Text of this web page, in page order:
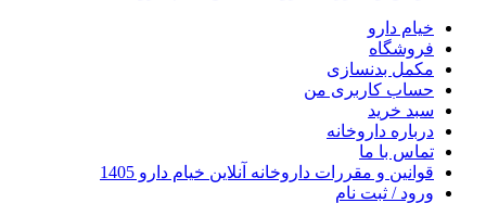
خیام دارو
فروشگاه
مکمل بدنسازی
حساب کاربری من
سبد خرید
درباره داروخانه
تماس با ما
قوانین و مقررات داروخانه آنلاین خیام دارو 1405
ورود / ثبت نام